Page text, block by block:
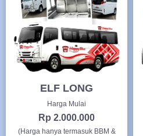
ELF LONG
Harga Mulai
Rp 2.000.000
(Harga hanya termasuk BBM &